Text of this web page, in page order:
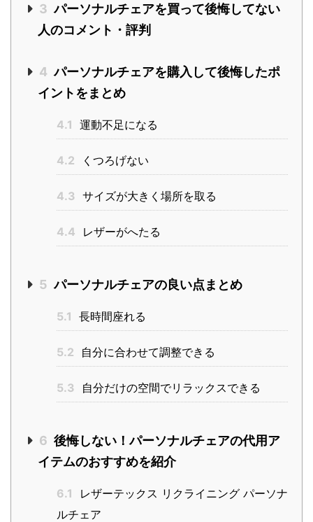
3 パーソナルチェアを買って後悔してない
人のコメント・評判
4 パーソナルチェアを購入して後悔したポ
イントをまとめ
4.1 運動不足になる
4.2 くつろげない
4.3 サイズが大きく場所を取る
4.4 レザーがへたる
5 パーソナルチェアの良い点まとめ
5.1 長時間座れる
5.2 自分に合わせて調整できる
5.3 自分だけの空間でリラックスできる
6 後悔しない！パーソナルチェアの代用ア
イテムのおすすめを紹介
6.1
レザーテックス リクライニング パーソナ
ルチェア